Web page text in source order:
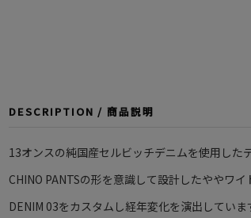
DESCRIPTION / 商品説明
13オンスの純国産セルビッチデニムを使用した
CHINO PANTSの形を意識して設計したややワイ
DENIM 03をカスタムし経年変化を演出していま